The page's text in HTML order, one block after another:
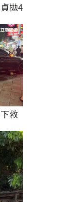
拋4
救